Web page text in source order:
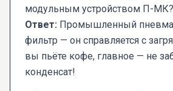
модульным устройством П-МК?
Ответ: Промышленный
фильтр — он справляется с
вы пьёте кофе, главное — не
конденсат!